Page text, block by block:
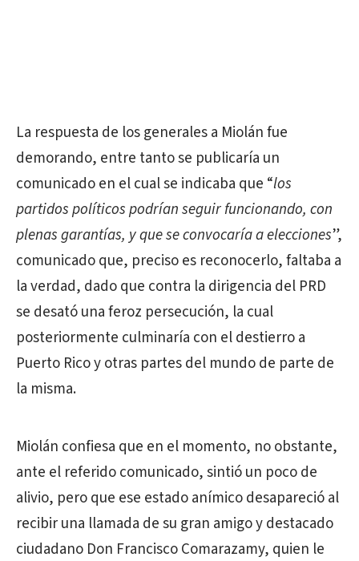
La respuesta de los generales a Miolán fue
demorando, entre tanto se publicaría un
comunicado en el cual se indicaba que “los
partidos políticos podrían seguir funcionando, con
plenas garantías, y que se convocaría a elecciones”,
comunicado que, preciso es reconocerlo, faltaba a
la verdad, dado que contra la dirigencia del PRD
se desató una feroz persecución, la cual
posteriormente culminaría con el destierro a
Puerto Rico y otras partes del mundo de parte de
la misma.
Miolán confiesa que en el momento, no obstante,
ante el referido comunicado, sintió un poco de
alivio, pero que ese estado anímico desapareció al
recibir una llamada de su gran amigo y destacado
ciudadano Don Francisco Comarazamy, quien le